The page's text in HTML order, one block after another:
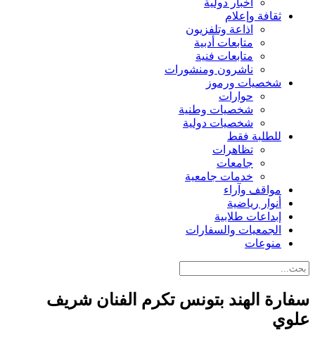
أخبار دولية
ثقافة وإعلام
اذاعة وتلفزيون
متابعات أدبية
متابعات فنية
ناشرون ومنشورات
شخصيات ورموز
حوارات
شخصيات وطنية
شخصيات دولية
للطلبة فقط
تظاهرات
جامعات
خدمات جامعية
مواقف وآراء
أنوار رياضية
إبداعات طلابية
الجمعيات والسفارات
منوعات
سفارة الهند بتونس تكرم الفنان شريف
علوي